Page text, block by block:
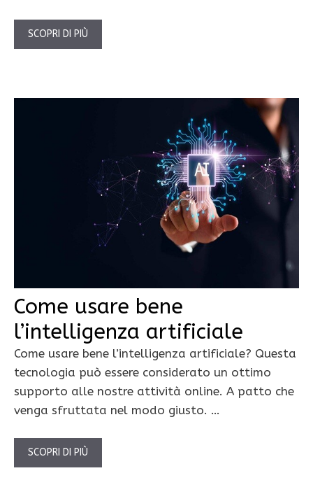
SCOPRI DI PIÙ
Come usare bene
l’intelligenza artificiale
Come usare bene l’intelligenza artificiale? Questa
tecnologia può essere considerato un ottimo
supporto alle nostre attività online. A patto che
venga sfruttata nel modo giusto. …
SCOPRI DI PIÙ